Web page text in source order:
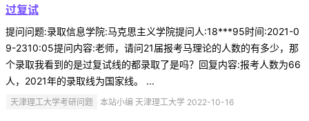
过复试
提问问题:录取信息学院:马克思主义学院提问人:18***95时间:2021-0
9-2310:05提问内容:老师，请问21届报考马理论的人数的有多少，那
个录取我看到的是过复试线的都录取了是吗？回复内容:报考人数为66
人，2021年的录取线为国家线。 ...
天津理工大学考研问题 本站小编 天津理工大学 2022-10-16